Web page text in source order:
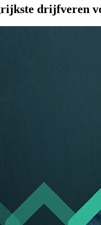
drijfveren